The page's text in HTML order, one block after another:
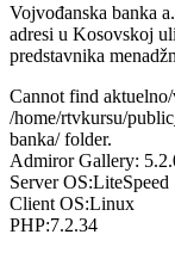
Vojvođanska banka
adresi u Kosovskoj
predstavnika
Cannot find
/home/rtvkursu/
banka/ folder.
Admiror Gallery:
Server OS:LiteSpeed
Client OS:Linux
PHP:7.2.34